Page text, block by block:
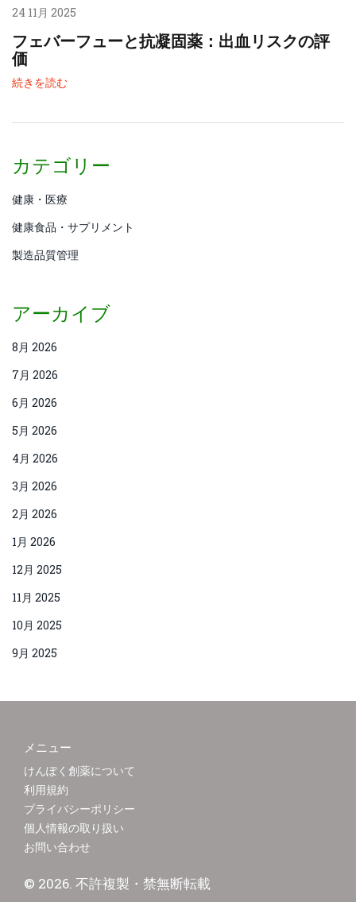
24 11月 2025
フェバーフューと抗凝固薬：出血リスクの評
価
続きを読む
カテゴリー
健康・医療
健康食品・サプリメント
製造品質管理
アーカイブ
8月 2026
7月 2026
6月 2026
5月 2026
4月 2026
3月 2026
2月 2026
1月 2026
12月 2025
11月 2025
10月 2025
9月 2025
メニュー
けんぽく創薬について
利用規約
プライバシーポリシー
個人情報の取り扱い
お問い合わせ
© 2026. 不許複製・禁無断転載